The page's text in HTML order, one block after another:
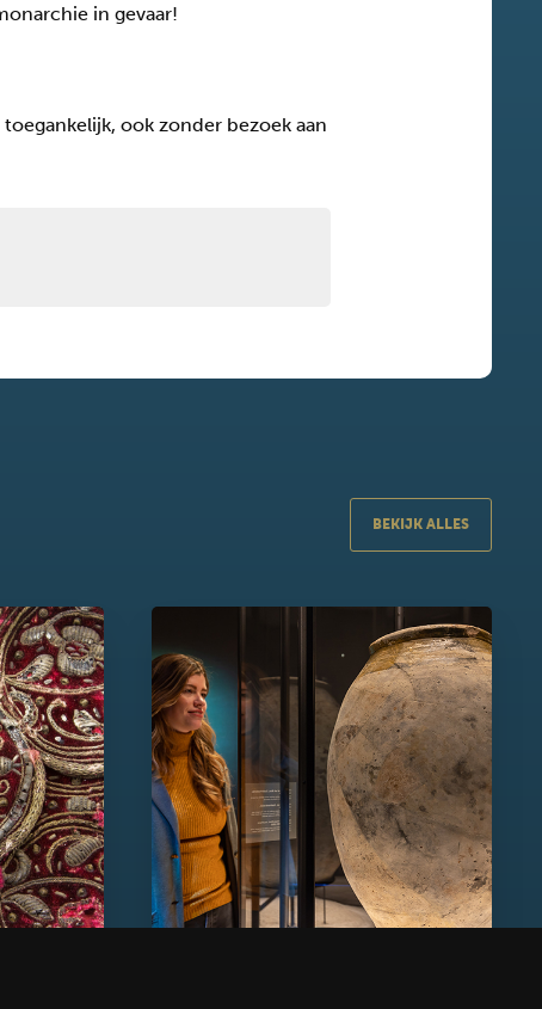
in gevaar!
ook zonder bezoek aan
BEKIJK ALLES